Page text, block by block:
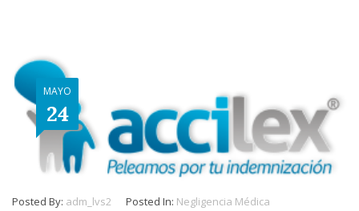
MAYO
24
Posted By: adm_lvs2 Posted In: Negligencia Médica